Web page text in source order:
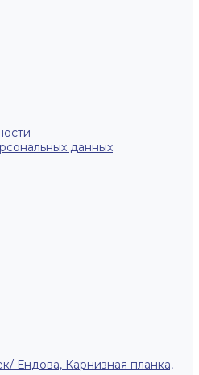
данных
Ендова, Карнизная планка,